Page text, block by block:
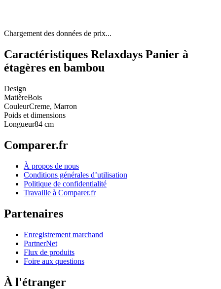
Chargement des données de prix...
Caractéristiques Relaxdays Panier à
étagères en bambou
Design
MatièreBois
CouleurCreme, Marron
Poids et dimensions
Longueur84 cm
Comparer.fr
À propos de nous
Conditions générales d’utilisation
Politique de confidentialité
Travaille à Comparer.fr
Partenaires
Enregistrement marchand
PartnerNet
Flux de produits
Foire aux questions
À l'étranger